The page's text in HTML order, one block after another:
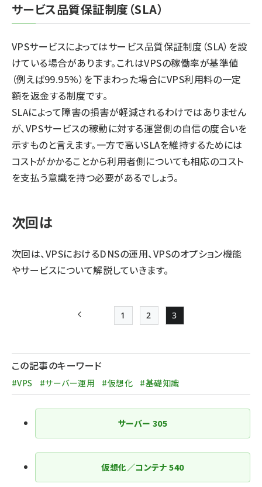
サービス品質保証制度（SLA）
VPSサービスによってはサービス品質保証制度（SLA）を設
けている場合があります。これはVPSの稼働率が基準値
（例えば99.95%）を下まわった場合にVPS利用料の一定
額を返金する制度です。
SLAによって障害の損害が軽減されるわけではありません
が、VPSサービスの稼動に対する運営側の自信の度合いを
示すものと言えます。一方で高いSLAを維持するためには
コストがかかることから利用者側についても相応のコスト
を支払う意識を持つ必要があるでしょう。
次回は
次回は、VPSにおけるDNSの運用、VPSのオプション機能
やサービスについて解説していきます。
送
り
前ページ Page
1
Page
2
Page
3
この記事のキーワード
#VPS #サーバー運用 #仮想化 #基礎知識
サーバー 305
仮想化／コンテナ540